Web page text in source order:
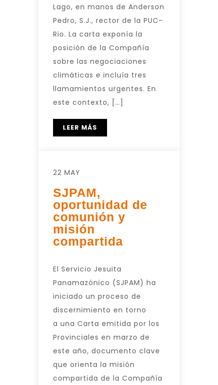
Lago, en manos de Anderson
Pedro, S.J., rector de la PUC-
Rio. La carta exponía la
posición de la Compañía
sobre las negociaciones
climáticas e incluía tres
llamamientos urgentes. En
este contexto, […]
LEER MÁS
22 MAY
SJPAM,
oportunidad de
comunión y
misión
compartida
El Servicio Jesuita
Panamazónico (SJPAM) ha
iniciado un proceso de
discernimiento en torno
a una Carta emitida por los
Provinciales en marzo de
este año, documento clave
que orienta la misión
compartida de la Compañía